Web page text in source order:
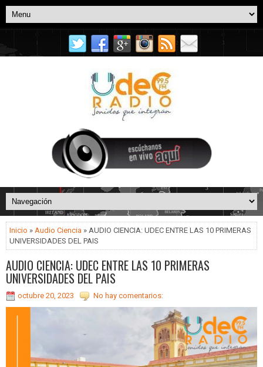
Inicio » Audio Ciencia » AUDIO CIENCIA: UDEC ENTRE LAS 10 PRIMERAS
UNIVERSIDADES DEL PAIS
AUDIO CIENCIA: UDEC ENTRE LAS 10 PRIMERAS
UNIVERSIDADES DEL PAIS
octubre 20, 2023 No hay comentarios: